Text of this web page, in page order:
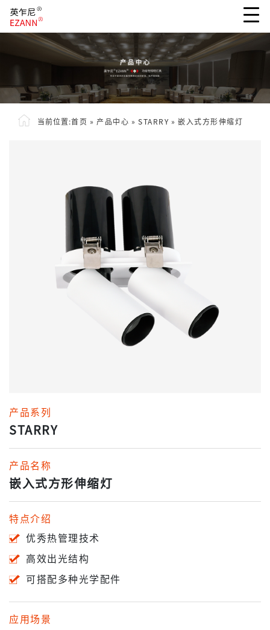
当前位置:首页 » 产品中心 » STARRY » 嵌入式方形伸缩灯
产品系列
STARRY
产品名称
嵌入式方形伸缩灯
特点介绍
优秀热管理技术
高效出光结构
可搭配多种光学配件
应用场景